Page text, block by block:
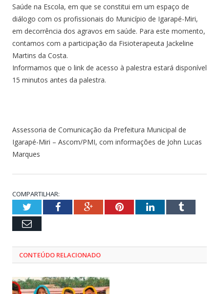
Saúde na Escola, em que se constitui em um espaço de
diálogo com os profissionais do Município de Igarapé-Miri,
em decorrência dos agravos em saúde. Para este momento,
contamos com a participação da Fisioterapeuta Jackeline
Martins da Costa.
Informamos que o link de acesso à palestra estará disponível
15 minutos antes da palestra.
Assessoria de Comunicação da Prefeitura Municipal de
Igarapé-Miri – Ascom/PMI, com informações de John Lucas
Marques
COMPARTILHAR:
TwitterFacebookGoogle+PinterestLinkedInTumblr
Email
CONTEÚDO RELACIONADO